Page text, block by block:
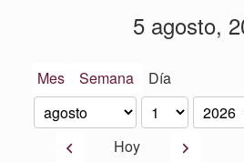
5 agosto,
Mes Semana Día
Mes
Día
Año
AnteriorHoy Siguiente